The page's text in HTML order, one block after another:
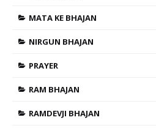
MATA KE BHAJAN
NIRGUN BHAJAN
PRAYER
RAM BHAJAN
RAMDEVJI BHAJAN